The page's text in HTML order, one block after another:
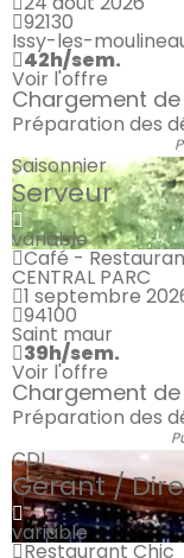
92130
Issy-les-
42h/sem.
Voir l'offre
Chargement de
Préparation des
Saisonnier
Serveur
variable
Café -
CENTRAL PARC
1 septembre
94100
Saint maur
39h/sem.
Voir l'offre
Chargement de
Préparation des
CDI
Gérant /
variable
Restaurant Chic